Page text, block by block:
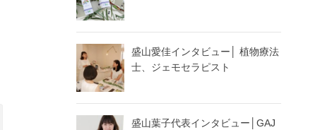
盛山愛佳インタビュー│ 植物療法
士、ジェモセラピスト
盛山葉子代表インタビュー│GAJ